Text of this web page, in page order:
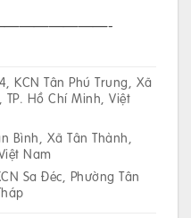
KCN Tân Phú Trung, Xã
TP. Hồ Chí Minh, Việt
Bình, Xã Tân Thành,
Nam
Sa Đéc, Phường Tân